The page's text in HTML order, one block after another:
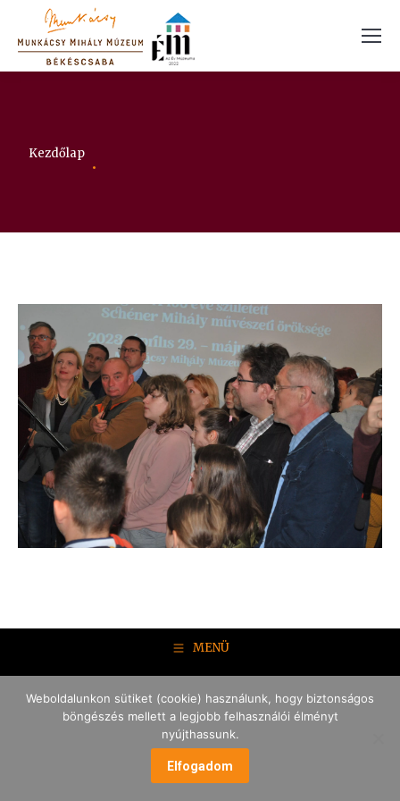
Itt vagy:
Kezdőlap
MENÜ
Weboldalunkon sütiket (cookie) használunk, hogy biztonságos
böngészés mellett a legjobb felhasználói élményt
nyújthassunk.
Elfogadom